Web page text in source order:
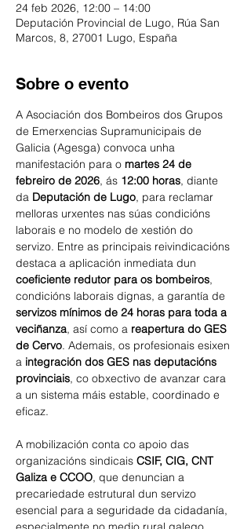
24 feb 2026, 12:00 – 14:00
Deputación Provincial de Lugo, Rúa San
Marcos, 8, 27001 Lugo, España
Sobre o evento
A Asociación dos Bombeiros dos Grupos
de Emerxencias Supramunicipais de
Galicia (Agesga) convoca unha
manifestación para o martes 24 de
febreiro de 2026, ás 12:00 horas, diante
da Deputación de Lugo, para reclamar
melloras urxentes nas súas condicións
laborais e no modelo de xestión do
servizo. Entre as principais reivindicacións
destaca a aplicación inmediata dun
coeficiente redutor para os bombeiros,
condicións laborais dignas, a garantía de
servizos mínimos de 24 horas para toda a
veciñanza, así como a reapertura do GES
de Cervo. Ademais, os profesionais esixen
a integración dos GES nas deputacións
provinciais, co obxectivo de avanzar cara
a un sistema máis estable, coordinado e
eficaz.
A mobilización conta co apoio das
organizacións sindicais CSIF, CIG, CNT
Galiza e CCOO, que denuncian a
precariedade estrutural dun servizo
esencial para a seguridade da cidadanía,